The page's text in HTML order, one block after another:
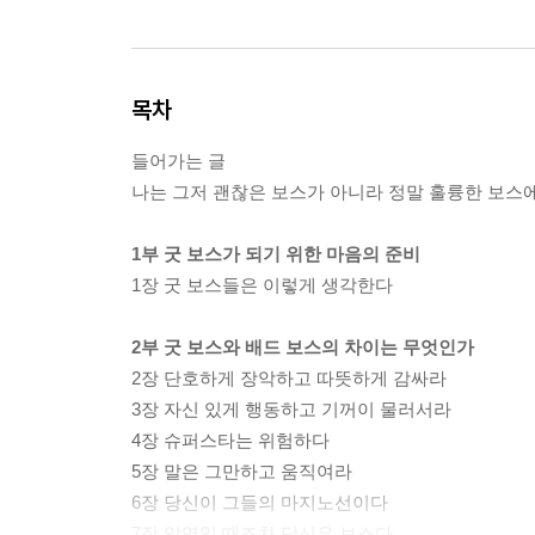
목차
들어가는 글
나는 그저 괜찮은 보스가 아니라 정말 훌륭한 보스
1부 굿 보스가 되기 위한 마음의 준비
1장 굿 보스들은 이렇게 생각한다
2부 굿 보스와 배드 보스의 차이는 무엇인가
2장 단호하게 장악하고 따뜻하게 감싸라
3장 자신 있게 행동하고 기꺼이 물러서라
4장 슈퍼스타는 위험하다
5장 말은 그만하고 움직여라
6장 당신이 그들의 마지노선이다